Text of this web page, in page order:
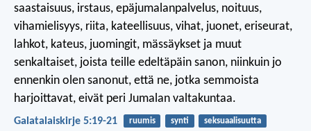
saastaisuus, irstaus, epäjumalanpalvelus, noituus,
vihamielisyys, riita, kateellisuus, vihat, juonet, eriseurat,
lahkot, kateus, juomingit, mässäykset ja muut
senkaltaiset, joista teille edeltäpäin sanon, niinkuin jo
ennenkin olen sanonut, että ne, jotka semmoista
harjoittavat, eivät peri Jumalan valtakuntaa.
Galatalaiskirje 5:19-21 ruumis synti seksuaalisuutta